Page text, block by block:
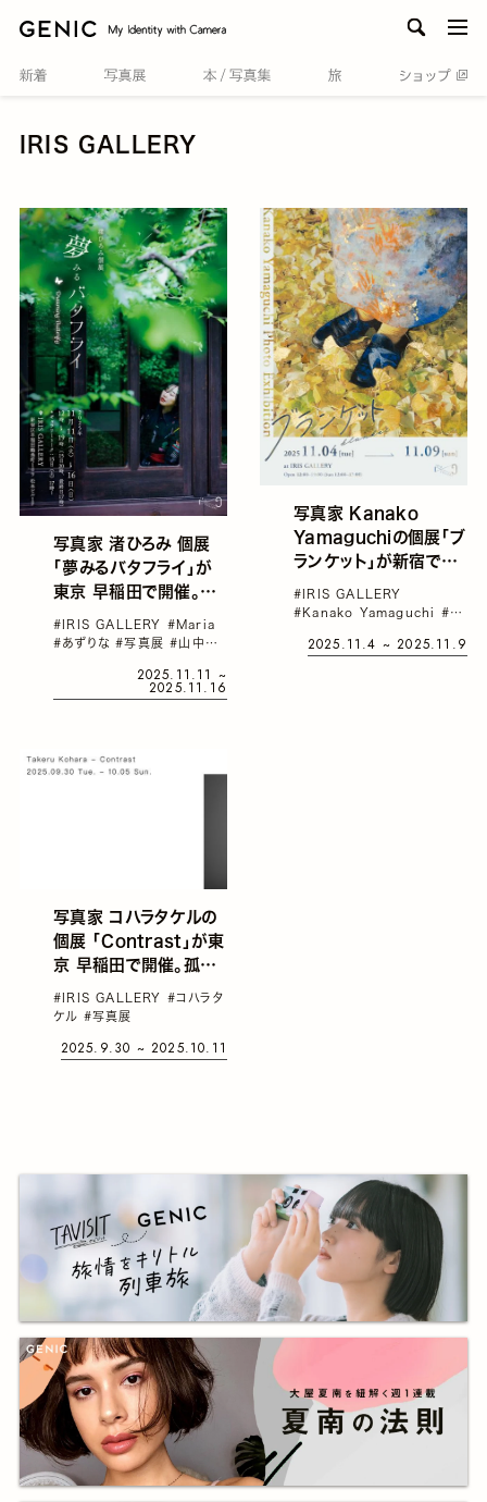
IRIS GALLERY
写真家 渚ひろみ 個展
「夢みるバタフライ」が
東京 早稲田で開催。デ
ンテージ衣装を用いた
ズと、実際に撮影で使用
#IRIS GALLERY #Maria
#あずりな#写真展#山中夏
2025.11.11 ~
2025.11.16
写真家 Kanako
Yamaguchiの個展「ブ
ランケット」が新宿で開
せた独自の手法
Japanesque
#IRIS GALLERY
#Kanako Yamaguchi #写
2025.11.4 ~ 2025.11.9
写真家 コハラタケルの
個展 「Contrast」が東
京 早稲田で開催。孤独
や承認欲求、虚しさを背
景に生まれた写真を、4
ら見直した
#IRIS GALLERY #コハラタ
ケル #写真展
2025.9.30 ~ 2025.10.11